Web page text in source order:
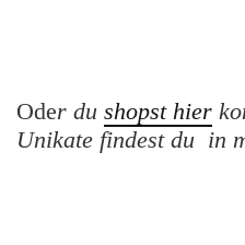
Oder du shopst hier
Unikate findest du in